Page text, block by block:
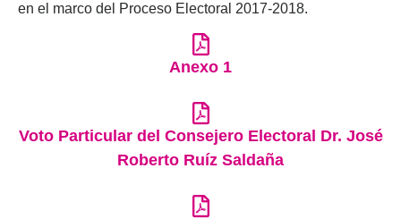
en el marco del Proceso Electoral 2017-2018.
Anexo 1
Voto Particular del Consejero Electoral Dr. José
Roberto Ruíz Saldaña